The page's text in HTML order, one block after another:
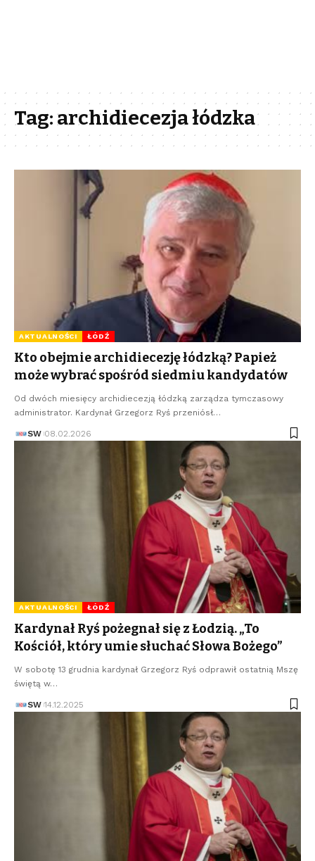
Tag:archidiecezja łódzka
AKTUALNOŚCI ŁÓDŹ
Kto obejmie archidiecezję łódzką? Papież
może wybrać spośród siedmiu kandydatów
Od dwóch miesięcy archidiecezją łódzką zarządza tymczasowy
administrator. Kardynał Grzegorz Ryś przeniósł…
SW 08.02.2026
AKTUALNOŚCI ŁÓDŹ
Kardynał Ryś pożegnał się z Łodzią. „To
Kościół, który umie słuchać Słowa Bożego”
W sobotę 13 grudnia kardynał Grzegorz Ryś odprawił ostatnią Mszę
świętą w…
SW 14.12.2025